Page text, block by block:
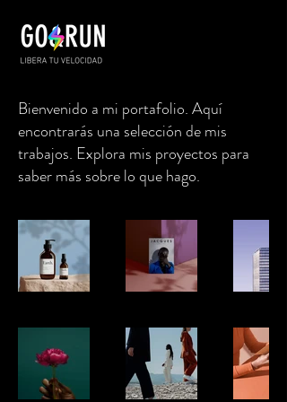
Bienvenido a mi portafolio. Aquí
encontrarás una selección de mis
trabajos. Explora mis proyectos para
saber más sobre lo que hago.